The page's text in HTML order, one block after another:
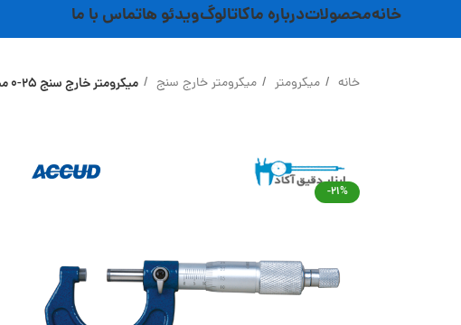
خانهمحصولاتدرباره ماکاتالوگویدئو هاتماس با ما
خانه میکرومتر میکرومتر خارج سنج میکرومتر خارج سنج 25-0 میلی متر Accud (اکود با گارانتی شرکتی) مدل 321-001-01
-21%